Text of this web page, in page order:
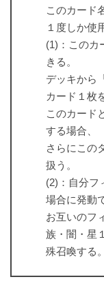
このカード
１度しか使
(1)：このカ
きる。
デッキから
カード１枚
このカード
する場合、
さらにこの
扱う。
(2)：自分フ
場合に発動
お互いのフ
族・闇・星
殊召喚する。